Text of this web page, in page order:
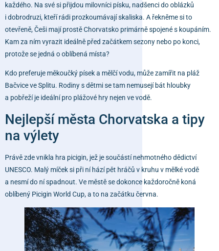
každého. Na své si přijdou milovníci písku, nadšenci do oblázků
i dobrodruzi, kteří rádi prozkoumávají skaliska. A řekněme si to
otevřeně, Češi mají prostě Chorvatsko primárně spojené s koupáním.
Kam za ním vyrazit ideálně před začátkem sezony nebo po konci,
protože se jedná o oblíbená místa?
Kdo preferuje měkoučký písek a mělčí vodu, může zamířit na pláž
Bačviceve Splitu. Rodiny s dětmi se tam nemusejí bát hloubky
a pobřeží je ideální pro plážové hry nejen ve vodě.
Nejlepší města Chorvatska a tipy
na výlety
Právě zde vnikla hra picigin, jež je součástí nehmotného dědictví
UNESCO. Malý míček si při ní hází pět hráčů v kruhu v mělké vodě
a nesmí do ní spadnout. Ve městě se dokonce každoročně koná
oblíbený Picigin World Cup, a to na začátku června.